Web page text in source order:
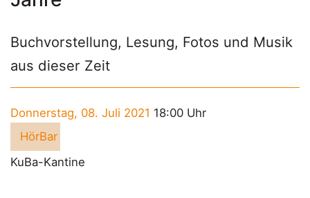
Buchvorstellung, Lesung, Fotos und Musik
aus dieser Zeit
Donnerstag, 08. Juli 2021 18:00 Uhr
HörBar
KuBa-Kantine